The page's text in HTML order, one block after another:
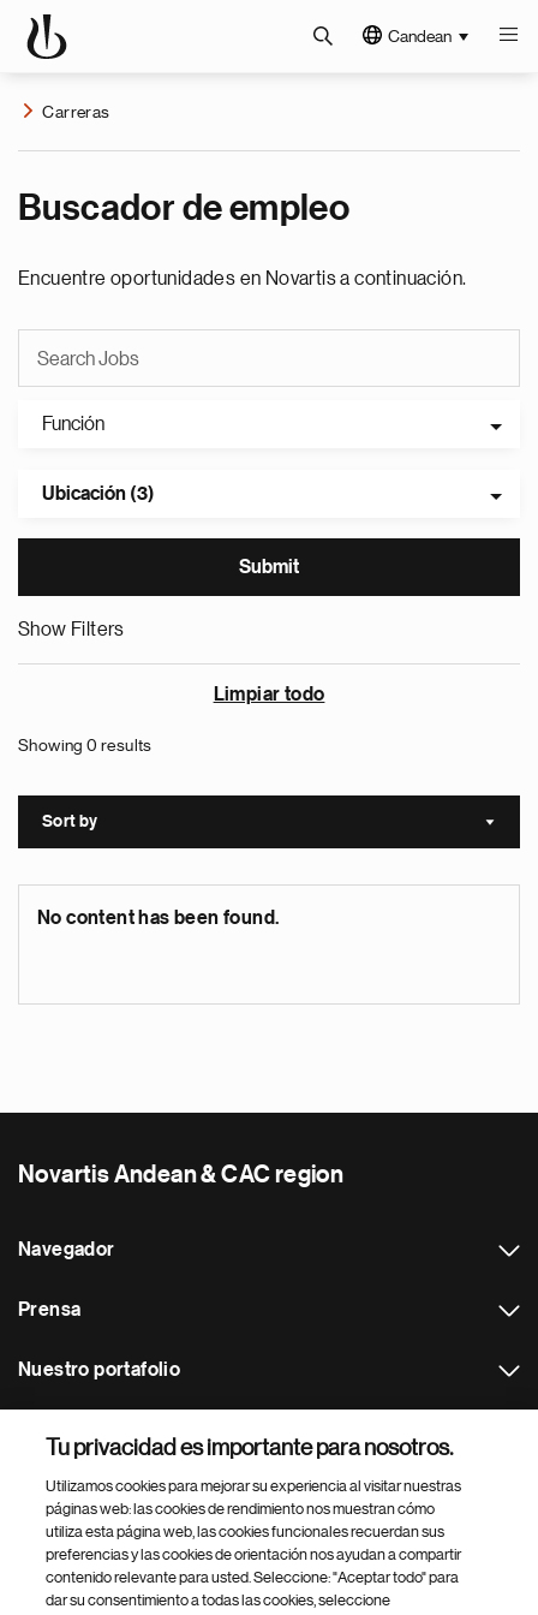
Candean
Carreras
Buscador de empleo
Encuentre oportunidades en Novartis a continuación.
Función
Ubicación (3)
Show Filters
Limpiar todo
Showing 0 results
Sort by Sort
No content has been found.
Novartis Andean & CAC region
Navegador
Prensa
Nuestro portafolio
Footer Site Search
Tu privacidad es importante para nosotros.
Utilizamos cookies para mejorar su experiencia al visitar nuestras
páginas web: las cookies de rendimiento nos muestran cómo
utiliza esta página web, las cookies funcionales recuerdan sus
preferencias y las cookies de orientación nos ayudan a compartir
contenido relevante para usted. Seleccione: "Aceptar todo" para
dar su consentimiento a todas las cookies, seleccione